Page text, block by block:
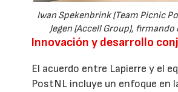
Iwan Spekenbrink (Team Picnic
Jegen (Accell Group), firmando
Innovación y desarrollo
El acuerdo entre Lapierre y el
PostNL incluye un enfoque en